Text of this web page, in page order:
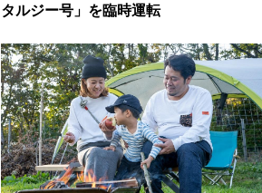
タルジー号」を臨時運転